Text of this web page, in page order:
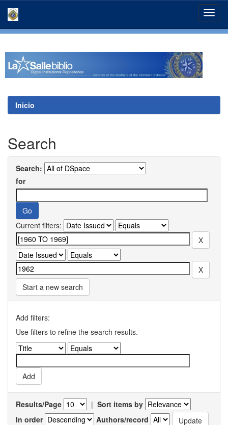
Inicio
Search
Search:
for
Current filters:
Start a new search
Add filters:
Use filters to refine the search results.
Results/Page | Sort items by
In order
Authors/record